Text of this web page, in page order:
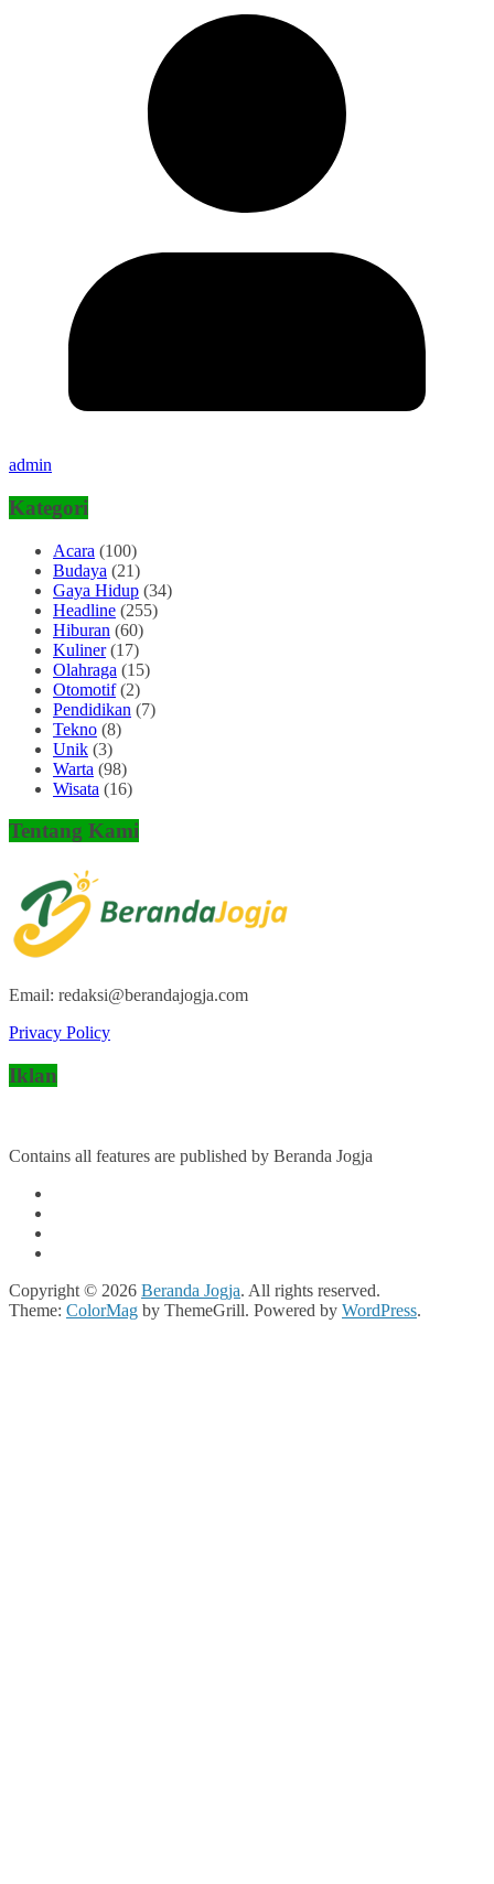
admin
Kategori
Acara (100)
Budaya (21)
Gaya Hidup (34)
Headline (255)
Hiburan (60)
Kuliner(17)
Olahraga (15)
Otomotif(2)
Pendidikan (7)
Tekno (8)
Unik (3)
Warta (98)
Wisata (16)
Tentang Kami
Email: redaksi@berandajogja.com
Privacy Policy
Iklan
Contains all features are published by Beranda Jogja
Copyright © 2026 Beranda Jogja. All rights reserved.
Theme: ColorMag by ThemeGrill. Powered by WordPress.